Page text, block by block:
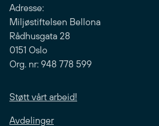
Adresse:
Miljøstiftelsen Bellona
Rådhusgata 28
0151 Oslo
Org. nr: 948 778 599
Støtt vårt arbeid!
Avdelinger